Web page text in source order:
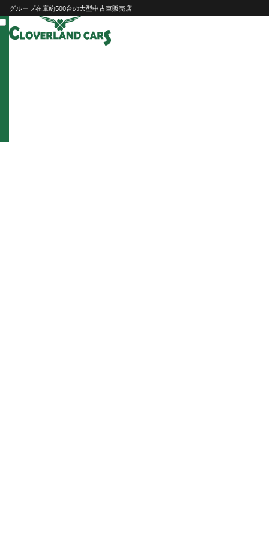
Skip
to
content
グループ在庫約500台の大型中古車販売店